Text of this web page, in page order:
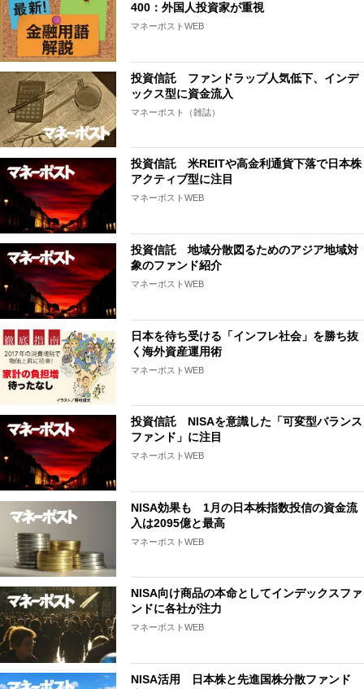
400：外国人投資家が重視
マネーポストWEB
投資信託 ファンドラップ人気低下、インデ
ックス型に資金流入
マネーポスト（雑誌）
投資信託 米REITや高金利通貨下落で日本株
アクティブ型に注目
マネーポストWEB
投資信託 地域分散図るためのアジア地域対
象のファンド紹介
マネーポストWEB
日本を待ち受ける「インフレ社会」を勝ち抜
く海外資産運用術
マネーポストWEB
投資信託 NISAを意識した「可変型バランス
ファンド」に注目
マネーポストWEB
NISA効果も 1月の日本株指数投信の資金流
入は2095億と最高
マネーポストWEB
NISA向け商品の本命としてインデックスファ
ンドに各社が注力
マネーポストWEB
NISA活用 日本株と先進国株分散ファンド